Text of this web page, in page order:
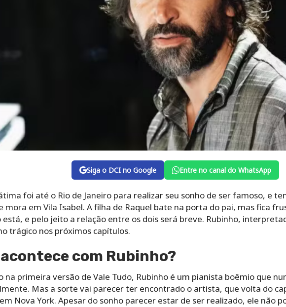
Siga o DCI no Google Entre no canal do WhatsApp
foi até o Rio de Janeiro para realizar seu sonho de ser famoso, e
mora em Vila Isabel. A filha de Raquel bate na porta do pai, mas fica
está, e pelo jeito a relação entre os dois será breve. Rubinho,
trágico nos próximos capítulos.
acontece com Rubinho?
na primeira versão de Vale Tudo, Rubinho é um pianista boêmio que
Mas a sorte vai parecer ter encontrado o artista, que volta do
Nova York. Apesar do sonho parecer estar de ser realizado, ele não